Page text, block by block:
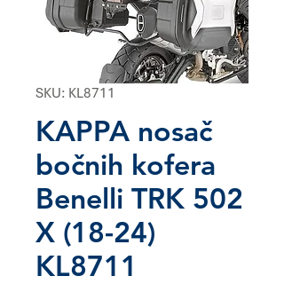
SKU: KL8711
KAPPA nosač
bočnih kofera
Benelli TRK 502
X (18-24)
KL8711